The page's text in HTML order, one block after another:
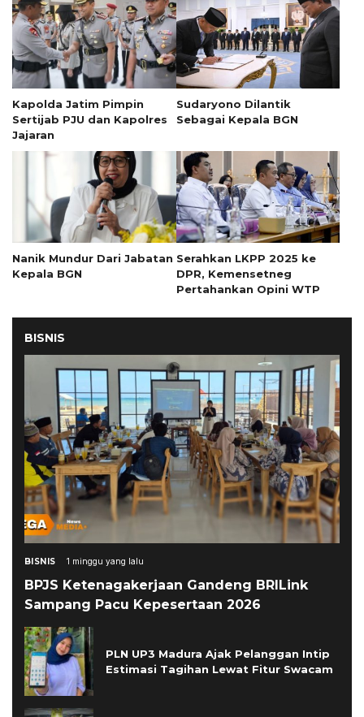
Kapolda Jatim Pimpin
Sertijab PJU dan Kapolres
Jajaran
Sudaryono Dilantik
Sebagai Kepala BGN
Nanik Mundur Dari Jabatan
Kepala BGN
Serahkan LKPP 2025 ke
DPR, Kemensetneg
Pertahankan Opini WTP
BISNIS
BISNIS 1 minggu yang lalu
BPJS Ketenagakerjaan Gandeng BRILink
Sampang Pacu Kepesertaan 2026
PLN UP3 Madura Ajak Pelanggan Intip
Estimasi Tagihan Lewat Fitur Swacam